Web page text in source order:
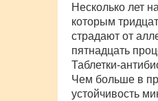
Несколько лет
кото­рым
страдают от
пятнадцать
Таблетки-
Чем больше в
устойчивость